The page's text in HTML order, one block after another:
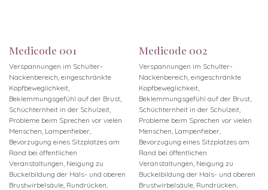
Neu!
Medicode 001
Verspannungen im Schulter-
Nackenbereich, eingeschränkte
Kopfbeweglichkeit,
Beklemmungsgefühl auf der Brust,
Schüchternheit in der Schulzeit,
Probleme beim Sprechen vor vielen
Menschen, Lampenfieber,
Bevorzugung eines Sitzplatzes am
Rand bei öffentlichen
Veranstaltungen, Neigung zu
Buckelbildung der Hals- und oberen
Brustwirbelsäule, Rundrücken,
Neu!
Medicode 002
Verspannungen im Schulter-
Nackenbereich, eingeschränkte
Kopfbeweglichkeit,
Beklemmungsgefühl auf der Brust,
Schüchternheit in der Schulzeit,
Probleme beim Sprechen vor vielen
Menschen, Lampenfieber,
Bevorzugung eines Sitzplatzes am
Rand bei öffentlichen
Veranstaltungen, Neigung zu
Buckelbildung der Hals- und oberen
Brustwirbelsäule, Rundrücken,